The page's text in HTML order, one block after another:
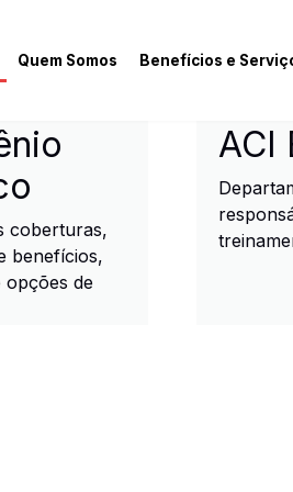
Quem Somos Benefícios e
coberturas,
benefícios,
opções de
ACI